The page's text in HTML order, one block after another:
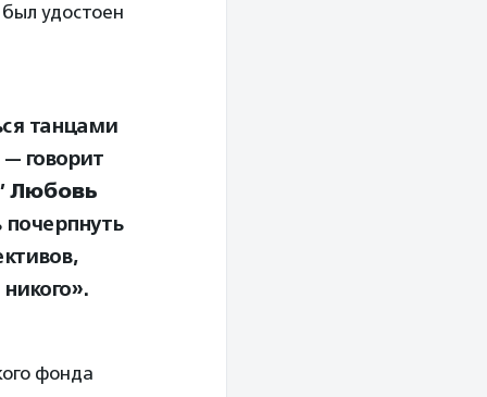
удостоен
танцами
говорит
Любовь
фонда